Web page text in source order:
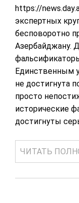
https://
экспертных
бесповоротно
Азербайджану.
Единственным
не достигнута
просто
исторические
достигнуты
ЧИТАТЬ